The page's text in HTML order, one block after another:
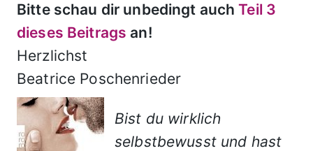
Bitte schau dir unbedingt auchTeil 3
dieses Beitrags an!
Herzlichst
Beatrice Poschenrieder
Bist du wirklich
selbstbewusst und hast